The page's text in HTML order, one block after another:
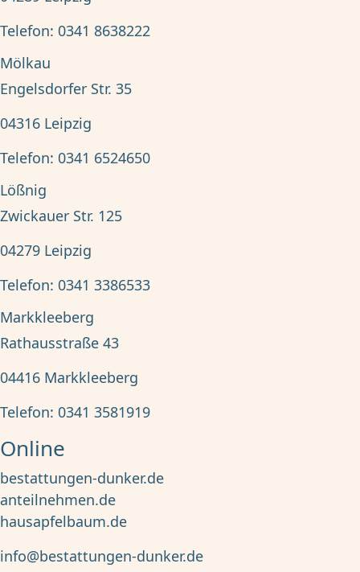
Telefon: 0341 8638222
Mölkau
Engelsdorfer Str. 35
04316 Leipzig
Telefon: 0341 6524650
Lößnig
Zwickauer Str. 125
04279 Leipzig
Telefon: 0341 3386533
Markkleeberg
Rathausstraße 43
04416 Markkleeberg
Telefon: 0341 3581919
Online
bestattungen-dunker.de
anteilnehmen.de
hausapfelbaum.de
info@bestattungen-dunker.de